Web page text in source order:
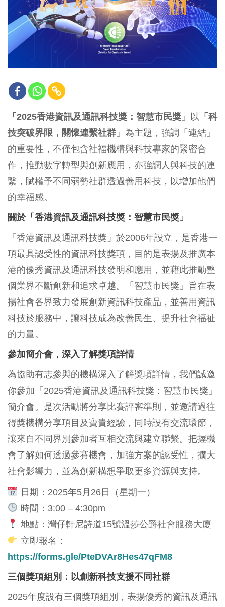
「 2025香港資訊及通訊科技獎：智慧市民獎」 以 「科
技突破界限，關懷連繫社群」 為主題，強調「連結」
的重要性，不僅包含社福機構與科技專家的緊密合
作，推動數字轉型與創新應用，亦強調人與科技的連
繫，賦權予不同弱勢社群透過善用科技，以增加他們
的幸福感。
關於「香港資訊及通訊科技獎：智慧市民獎」
「香港資訊及通訊科技獎」於2006年設立，是香港一
項最具認受性的資訊科技獎項，目的是表揚及推廣本
港的優秀資訊及通訊科技發明和應用，並藉此推動整
個業界不斷創新和追求卓越。「智慧市民獎」旨在表
揚社會各界致力發展創新資訊科技產品，並善用資訊
科技於服務中，讓科技成為改善民生、提升社會福祉
的力量。
參加簡介會，深入了解獎項詳情
為協助有志參與的機構深入了解獎項詳情，我們誠邀
你參加「2025香港資訊及通訊科技獎：智慧市民獎」
簡介會。是次活動將分享比賽評審準則，並邀請過往
得獎機構分享項目及寶貴經驗，同時設有交流環節，
讓來自不同界別參加者互相交流與建立聯繫。把握機
會了解如何透過參賽機會，加強方案的認受性，擴大
社會影響力，並為創新構想爭取更多資源與支持。
日期：2025年5月26日（星期一）
時間：3:00 – 4:30pm
地點：灣仔軒尼詩道15號溫莎公爵社會服務大廈
立即報名：
https://forms.gle/PteDVAr8Hes47qFM8
三個獎項組別：以創新科技支援不同社群
2025年度設有三個獎項組別，表揚優秀的資訊及通訊